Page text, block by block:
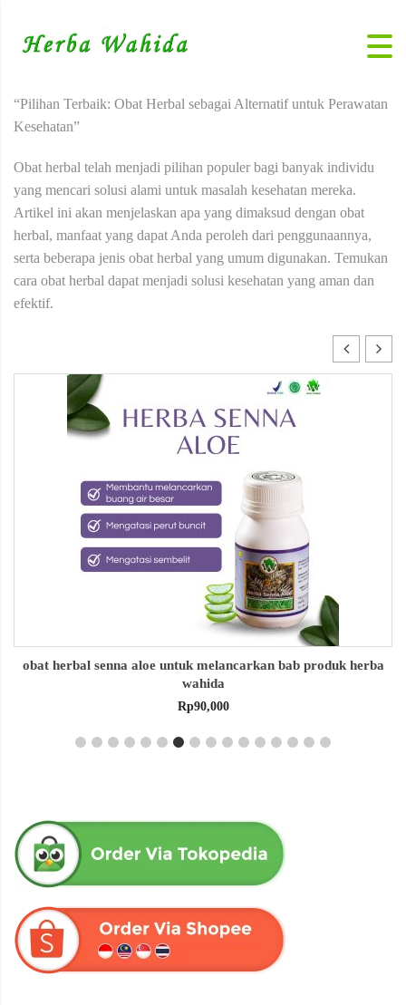
“Pilihan Terbaik: Obat Herbal sebagai Alternatif untuk Perawatan
Kesehatan”
Obat herbal telah menjadi pilihan populer bagi banyak individu
yang mencari solusi alami untuk masalah kesehatan mereka.
Artikel ini akan menjelaskan apa yang dimaksud dengan obat
herbal, manfaat yang dapat Anda peroleh dari penggunaannya,
serta beberapa jenis obat herbal yang umum digunakan. Temukan
cara obat herbal dapat menjadi solusi kesehatan yang aman dan
efektif.
obat herbal senna aloe untuk melancarkan bab produk herba
wahida
Rp90,000